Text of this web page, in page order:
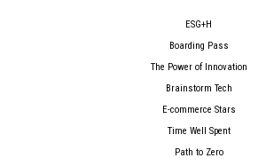
ESG+H
Boarding Pass
The Power of Innovation
Brainstorm Tech
E-commerce Stars
Time Well Spent
Path to Zero